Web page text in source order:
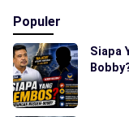
Populer
Siapa